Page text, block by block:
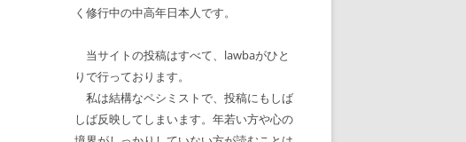
く修行中の中高年日本人です。
当サイトの投稿はすべて、lawbaがひと
りで行っております。
私は結構なペシミストで、投稿にもしば
しば反映してしまいます。年若い方や心の